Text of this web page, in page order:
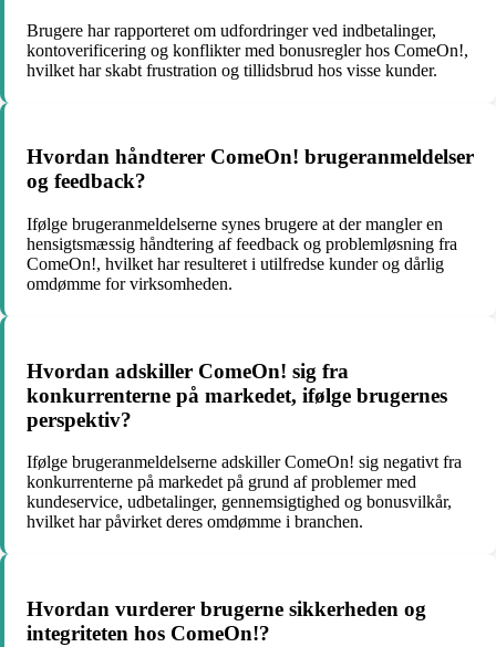
Brugere har rapporteret om udfordringer ved indbetalinger,
kontoverificering og konflikter med bonusregler hos ComeOn!,
hvilket har skabt frustration og tillidsbrud hos visse kunder.
Hvordan håndterer ComeOn! brugeranmeldelser
og feedback?
Ifølge brugeranmeldelserne synes brugere at der mangler en
hensigtsmæssig håndtering af feedback og problemløsning fra
ComeOn!, hvilket har resulteret i utilfredse kunder og dårlig
omdømme for virksomheden.
Hvordan adskiller ComeOn! sig fra
konkurrenterne på markedet, ifølge brugernes
perspektiv?
Ifølge brugeranmeldelserne adskiller ComeOn! sig negativt fra
konkurrenterne på markedet på grund af problemer med
kundeservice, udbetalinger, gennemsigtighed og bonusvilkår,
hvilket har påvirket deres omdømme i branchen.
Hvordan vurderer brugerne sikkerheden og
integriteten hos ComeOn!?